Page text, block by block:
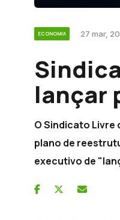
ECONOMIA 27 mar,
lançar
O Sindicato
plano de
executivo de